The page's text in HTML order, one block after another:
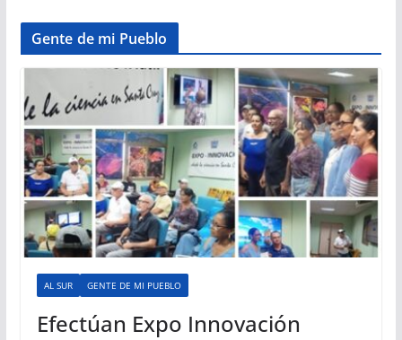
Gente de mi Pueblo
AL SUR GENTE DE MI PUEBLO
Efectúan Expo Innovación